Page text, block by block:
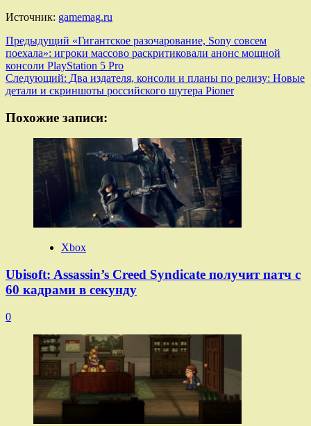
Источник: gamemag.ru
Навигация
записи
Предыдущий «Гигантское разочарование, Sony совсем
поехала»: игроки массово раскритиковали анонс мощной
консоли PlayStation 5 Pro
Следующий: Два издателя, консоли и планы по релизу: Новые
детали и скриншоты российского шутера Pioner
Похожие записи:
Xbox
Ubisoft: Assassin’s Creed Syndicate получит патч с
60 кадрами в секунду
0